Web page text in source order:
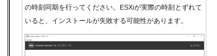
の時刻同期を行ってください。 ESXiが実際の時刻とずれて
いると、インストールが失敗する可能性があります。